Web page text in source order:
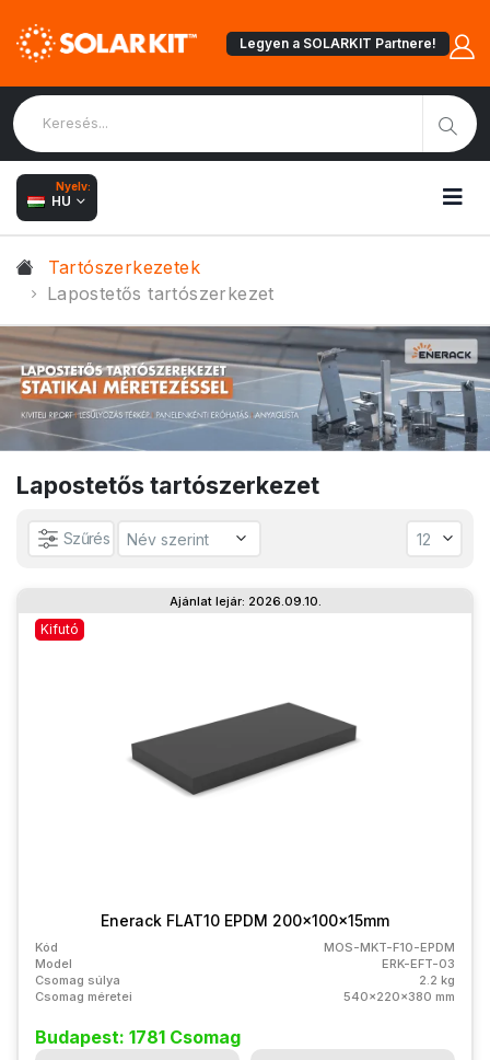
Legyen a SOLARKIT Partnere!
Nyelv:
HU
Tartószerkezetek
Lapostetős tartószerkezet
Lapostetős tartószerkezet
Szűrés
Kifutó
Enerack FLAT10 EPDM 200x100x15mm
Kód
MOS-MKT-F10-EPDM
Model
ERK-EFT-03
Csomag súlya
2.2 kg
Csomag méretei
540x220x380 mm
Budapest: 1781 Csomag
Ajánlat lejár: 2026.09.10.